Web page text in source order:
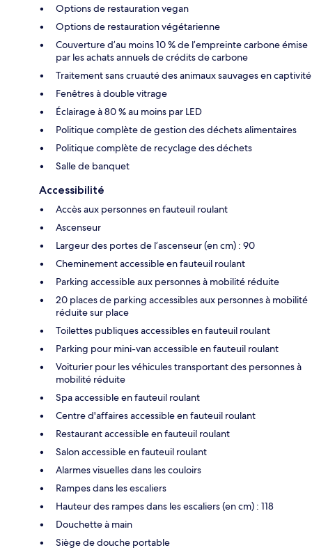
Options de restauration vegan
Options de restauration végétarienne
Couverture d’au moins 10 % de l’empreinte carbone émise
par les achats annuels de crédits de carbone
Traitement sans cruauté des animaux sauvages en captivité
Fenêtres à double vitrage
Éclairage à 80 % au moins par LED
Politique complète de gestion des déchets alimentaires
Politique complète de recyclage des déchets
Salle de banquet
Accessibilité
Accès aux personnes en fauteuil roulant
Ascenseur
Largeur des portes de l’ascenseur (en cm) : 90
Cheminement accessible en fauteuil roulant
Parking accessible aux personnes à mobilité réduite
20 places de parking accessibles aux personnes à mobilité
réduite sur place
Toilettes publiques accessibles en fauteuil roulant
Parking pour mini-van accessible en fauteuil roulant
Voiturier pour les véhicules transportant des personnes à
mobilité réduite
Spa accessible en fauteuil roulant
Centre d'affaires accessible en fauteuil roulant
Restaurant accessible en fauteuil roulant
Salon accessible en fauteuil roulant
Alarmes visuelles dans les couloirs
Rampes dans les escaliers
Hauteur des rampes dans les escaliers (en cm) : 118
Douchette à main
Siège de douche portable